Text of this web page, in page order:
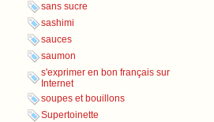
sans sucre
sashimi
sauces
saumon
s'exprimer en bon français sur
Internet
soupes et bouillons
Supertoinette